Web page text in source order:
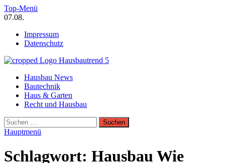
Zum
Inhalt
Top-Menü
07.08.
Impressum
Datenschutz
Hausbautrend Hausbau Trends
Hausbau, Modernisierung, Energietechnik, Haustechnik
Hausbau News
Bautechnik
Haus & Garten
Recht und Hausbau
Suchen
nach:
Hauptmenü
Schlagwort: Hausbau Wie